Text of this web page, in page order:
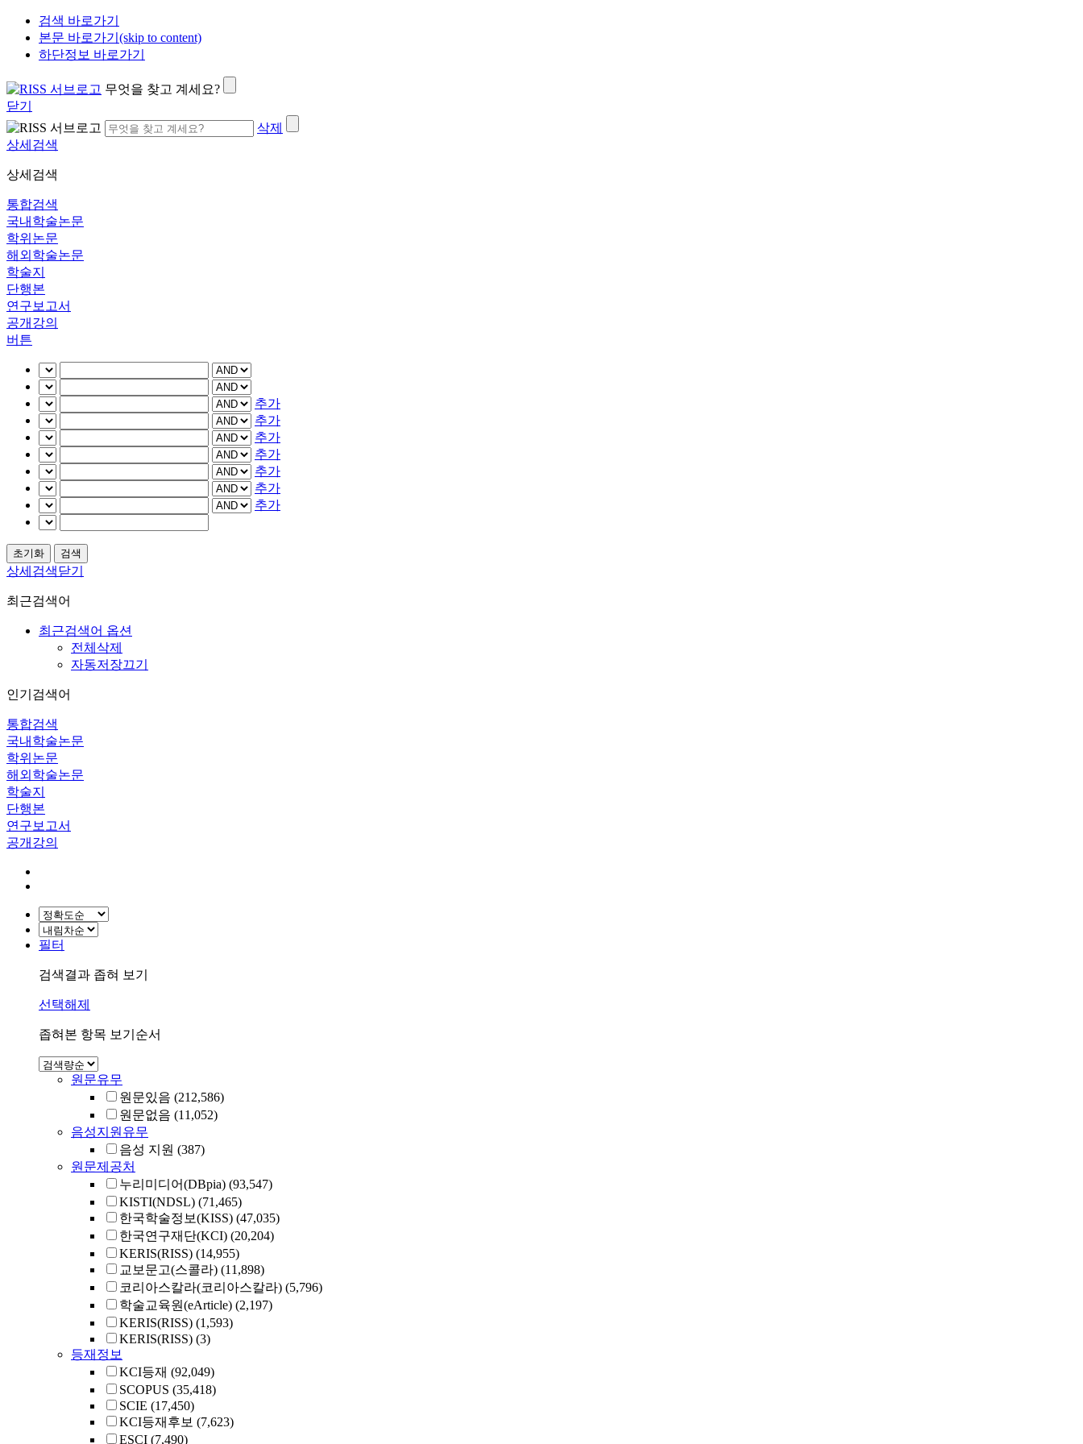
검색 바로가기
본문 바로가기(skip to content)
하단정보 바로가기
무엇을 찾고 계세요?
닫기
삭제
상세검색
상세검색
통합검색
국내학술논문
학위논문
해외학술논문
학술지
단행본
연구보고서
공개강의
버튼
추가
추가
추가
추가
추가
추가
추가
상세검색닫기
최근검색어
최근검색어 옵션
전체삭제
자동저장끄기
인기검색어
통합검색
국내학술논문
학위논문
해외학술논문
학술지
단행본
연구보고서
공개강의
필터
검색결과 좁혀 보기
선택해제
좁혀본 항목 보기순서
원문유무
원문있음 (212,586)
원문없음 (11,052)
음성지원유무
음성 지원 (387)
원문제공처
누리미디어(DBpia) (93,547)
KISTI(NDSL) (71,465)
한국학술정보(KISS) (47,035)
한국연구재단(KCI) (20,204)
KERIS(RISS) (14,955)
교보문고(스콜라) (11,898)
코리아스칼라(코리아스칼라) (5,796)
학술교육원(eArticle) (2,197)
KERIS(RISS) (1,593)
KERIS(RISS) (3)
등재정보
KCI등재 (92,049)
SCOPUS (35,418)
SCIE (17,450)
KCI등재후보 (7,623)
ESCI (7,490)